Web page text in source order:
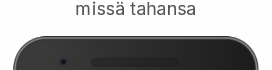
missä tahansa